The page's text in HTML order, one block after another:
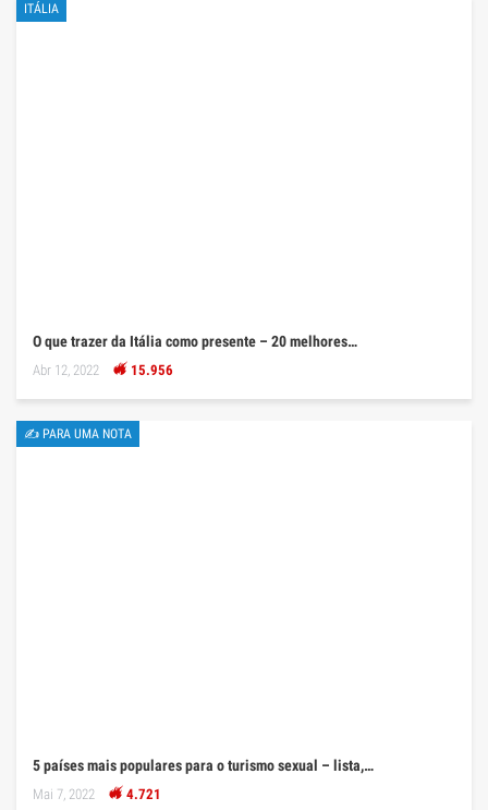
ITÁLIA
O que trazer da Itália como presente – 20 melhores…
Abr 12, 2022 15.956
✍ PARA UMA NOTA
5 países mais populares para o turismo sexual – lista,…
Mai 7, 2022 4.721